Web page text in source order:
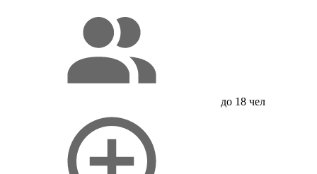
до 18 чел